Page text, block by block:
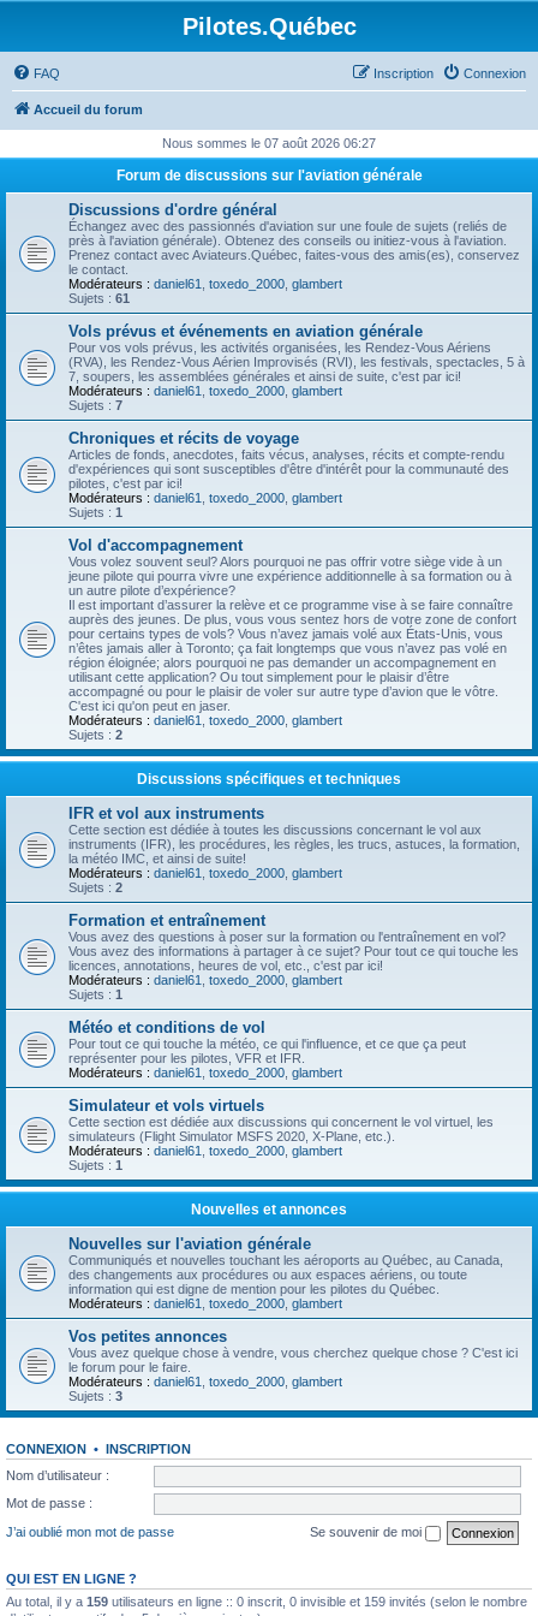
Pilotes.Québec
FAQ Connexion
Inscription
Accueil du forum
Nous sommes le 07 août 2026 06:27
Forum de discussions sur l'aviation générale
Discussions d'ordre général
Échangez avec des passionnés d'aviation sur une foule de sujets (reliés de
près à l'aviation générale). Obtenez des conseils ou initiez-vous à l'aviation.
Prenez contact avec Aviateurs.Québec, faites-vous des amis(es), conservez
le contact.
Modérateurs : daniel61 toxedo_2000 glambert
Sujets : 61
Vols prévus et événements en aviation générale
Pour vos vols prévus, les activités organisées, les Rendez-Vous Aériens
(RVA), les Rendez-Vous Aérien Improvisés (RVI), les festivals, spectacles, 5 à
7, soupers, les assemblées générales et ainsi de suite, c'est par ici!
Modérateurs : daniel61 toxedo_2000 glambert
Sujets : 7
Chroniques et récits de voyage
Articles de fonds, anecdotes, faits vécus, analyses, récits et compte-rendu
d'expériences qui sont susceptibles d'être d'intérêt pour la communauté des
pilotes, c'est par ici!
Modérateurs : daniel61 toxedo_2000 glambert
Sujets : 1
Vol d'accompagnement
Vous volez souvent seul? Alors pourquoi ne pas offrir votre siège vide à un
jeune pilote qui pourra vivre une expérience additionnelle à sa formation ou à
un autre pilote d’expérience?
Il est important d’assurer la relève et ce programme vise à se faire connaître
auprès des jeunes. De plus, vous vous sentez hors de votre zone de confort
pour certains types de vols? Vous n’avez jamais volé aux États-Unis, vous
n’êtes jamais aller à Toronto; ça fait longtemps que vous n’avez pas volé en
région éloignée; alors pourquoi ne pas demander un accompagnement en
utilisant cette application? Ou tout simplement pour le plaisir d’être
accompagné ou pour le plaisir de voler sur autre type d’avion que le vôtre.
C'est ici qu'on peut en jaser.
Modérateurs : daniel61 toxedo_2000 glambert
Sujets : 2
Discussions spécifiques et techniques
IFR et vol aux instruments
Cette section est dédiée à toutes les discussions concernant le vol aux
instruments (IFR), les procédures, les règles, les trucs, astuces, la formation,
la météo IMC, et ainsi de suite!
Modérateurs : daniel61 toxedo_2000 glambert
Sujets : 2
Formation et entraînement
Vous avez des questions à poser sur la formation ou l'entraînement en vol?
Vous avez des informations à partager à ce sujet? Pour tout ce qui touche les
licences, annotations, heures de vol, etc., c'est par ici!
Modérateurs : daniel61 toxedo_2000 glambert
Sujets : 1
Météo et conditions de vol
Pour tout ce qui touche la météo, ce qui l'influence, et ce que ça peut
représenter pour les pilotes, VFR et IFR.
Modérateurs : daniel61 toxedo_2000 glambert
Simulateur et vols virtuels
Cette section est dédiée aux discussions qui concernent le vol virtuel, les
simulateurs (Flight Simulator MSFS 2020, X-Plane, etc.).
Modérateurs : daniel61 toxedo_2000 glambert
Sujets : 1
Nouvelles et annonces
Nouvelles sur l'aviation générale
Communiqués et nouvelles touchant les aéroports au Québec, au Canada,
des changements aux procédures ou aux espaces aériens, ou toute
information qui est digne de mention pour les pilotes du Québec.
Modérateurs : daniel61 toxedo_2000 glambert
Vos petites annonces
Vous avez quelque chose à vendre, vous cherchez quelque chose ? C'est ici
le forum pour le faire.
Modérateurs : daniel61 toxedo_2000 glambert
Sujets : 3
CONNEXION • INSCRIPTION
Nom d’utilisateur :
Mot de passe :
J’ai oublié mon mot de passe
Se souvenir de moi
QUI EST EN LIGNE ?
Au total, il y a 159 utilisateurs en ligne :: 0 inscrit, 0 invisible et 159 invités (selon le nombre